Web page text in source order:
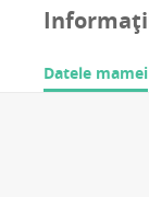
Datele mamei